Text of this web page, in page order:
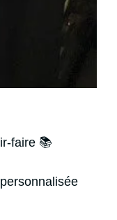
faire 📚